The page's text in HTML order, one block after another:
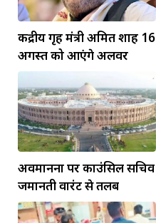
केंद्रीय गृह मंत्री अमित शाह 16
अगस्त को आएंगे अलवर
अवमानना पर काउंसिल सचिव
जमानती वारंट से तलब